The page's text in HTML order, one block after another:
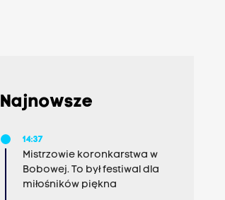
Najnowsze
14:37
Mistrzowie koronkarstwa w
Bobowej. To był festiwal dla
miłośników piękna